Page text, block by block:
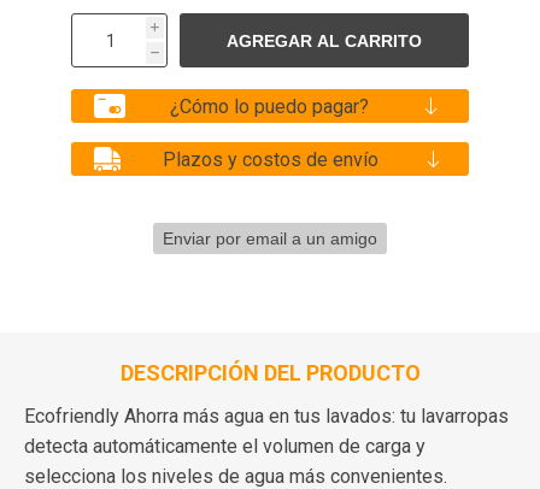
i
h
¿Cómo lo puedo pagar?
Plazos y costos de envío
DESCRIPCIÓN DEL PRODUCTO
Ecofriendly Ahorra más agua en tus lavados: tu lavarropas
detecta automáticamente el volumen de carga y
selecciona los niveles de agua más convenientes.